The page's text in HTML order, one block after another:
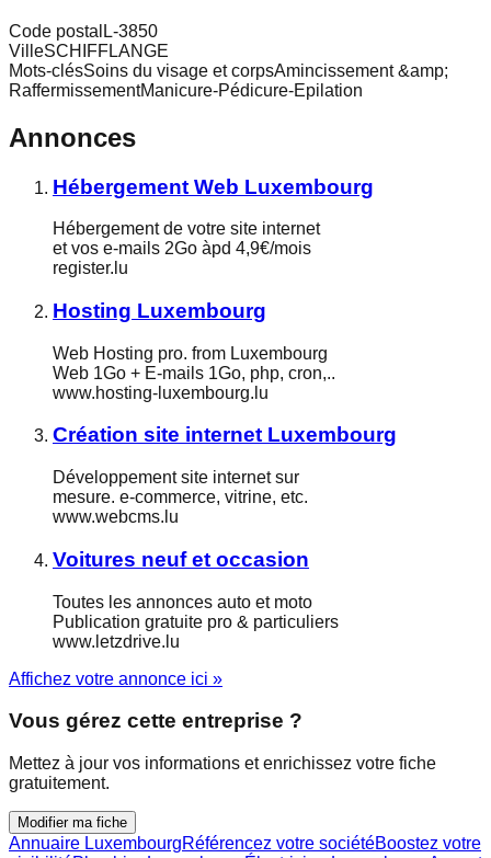
Code postal L-3850
VilleSCHIFFLANGE
Mots-clésSoins du visage et corpsAmincissement &amp;
RaffermissementManicure-Pédicure-Epilation
Annonces
Hébergement Web Luxembourg
Hébergement de votre site internet
et vos e-mails 2Go àpd 4,9€/mois
register.lu
Hosting Luxembourg
Web Hosting pro. from Luxembourg
Web 1Go + E-mails 1Go, php, cron,..
www.hosting-luxembourg.lu
Création site internet Luxembourg
Développement site internet sur
mesure. e-commerce, vitrine, etc.
www.webcms.lu
Voitures neuf et occasion
Toutes les annonces auto et moto
Publication gratuite pro & particuliers
www.letzdrive.lu
Affichez votre annonce ici »
Vous gérez cette entreprise ?
Mettez à jour vos informations et enrichissez votre fiche
gratuitement.
Modifier ma fiche
Annuaire LuxembourgRéférencez votre sociétéBoostez votre